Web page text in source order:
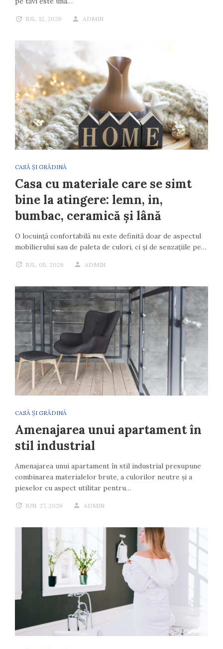
IUL. 12, 2026 ADMIN
CASĂ ȘI GRĂDINĂ
Casa cu materiale care se simt
bine la atingere: lemn, in,
bumbac, ceramică și lână
O locuință confortabilă nu este definită doar de aspectul
mobilierului sau de paleta de culori, ci și de senzațiile pe…
IUL. 05, 2026 ADMIN
CASĂ ȘI GRĂDINĂ
Amenajarea unui apartament în
stil industrial
Amenajarea unui apartament în stil industrial presupune
combinarea materialelor brute, a culorilor neutre și a
pieselor cu aspect utilitar pentru…
IUN. 27, 2026 ADMIN